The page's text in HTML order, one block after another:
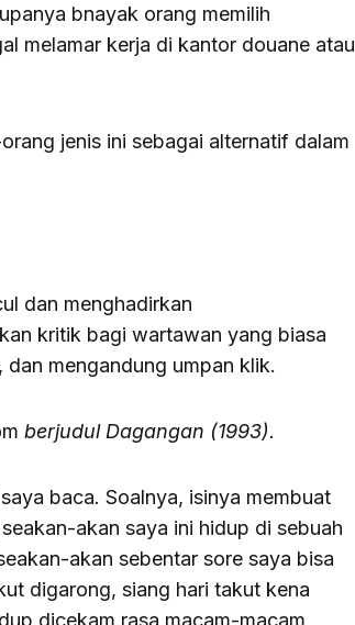
bnayak orang memilih
melamar kerja di kantor douane atau
jenis ini sebagai alternatif dalam
dan menghadirkan
kritik bagi wartawan yang biasa
mengandung umpan klik.
berjudul Dagangan (1993).
baca. Soalnya, isinya membuat
akan saya ini hidup di sebuah
akan sebentar sore saya bisa
digarong, siang hari takut kena
dicekam rasa macam-macam